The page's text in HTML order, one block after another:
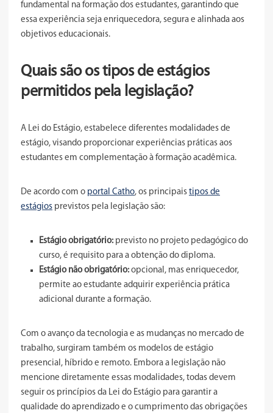
fundamental na formação dos estudantes, garantindo que
essa experiência seja enriquecedora, segura e alinhada aos
objetivos educacionais.
Quais são os tipos de estágios
permitidos pela legislação?
A Lei do Estágio, estabelece diferentes modalidades de
estágio, visando proporcionar experiências práticas aos
estudantes em complementação à formação acadêmica.
De acordo com o portal Catho, os principais tipos de
estágios previstos pela legislação são:
Estágio obrigatório: previsto no projeto pedagógico do
curso, é requisito para a obtenção do diploma.
Estágio não obrigatório: opcional, mas enriquecedor,
permite ao estudante adquirir experiência prática
adicional durante a formação.
Com o avanço da tecnologia e as mudanças no mercado de
trabalho, surgiram também os modelos de estágio
presencial, híbrido e remoto. Embora a legislação não
mencione diretamente essas modalidades, todas devem
seguir os princípios da Lei do Estágio para garantir a
qualidade do aprendizado e o cumprimento das obrigações